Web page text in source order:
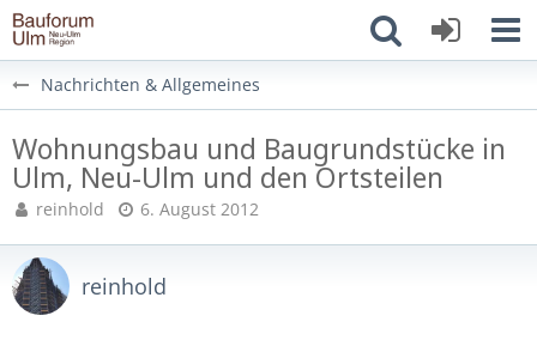
Nachrichten & Allgemeines
Wohnungsbau und Baugrundstücke in
Ulm, Neu-Ulm und den Ortsteilen
reinhold 6. August 2012
reinhold